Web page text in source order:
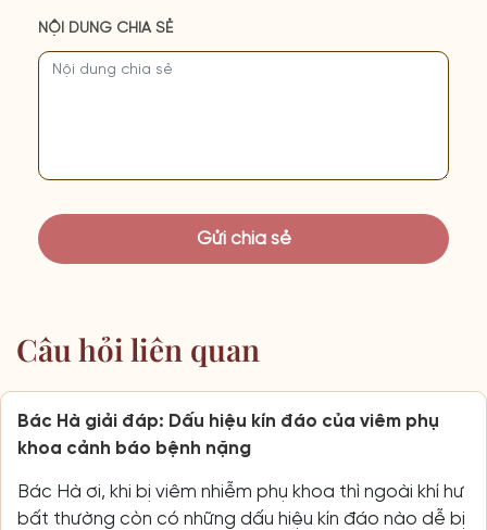
NỘI DUNG CHIA SẺ
Câu hỏi liên quan
Bác Hà giải đáp: Dấu hiệu kín đáo của viêm phụ
khoa cảnh báo bệnh nặng
Bác Hà ơi, khi bị viêm nhiễm phụ khoa thì ngoài khí hư
bất thường còn có những dấu hiệu kín đáo nào dễ bị